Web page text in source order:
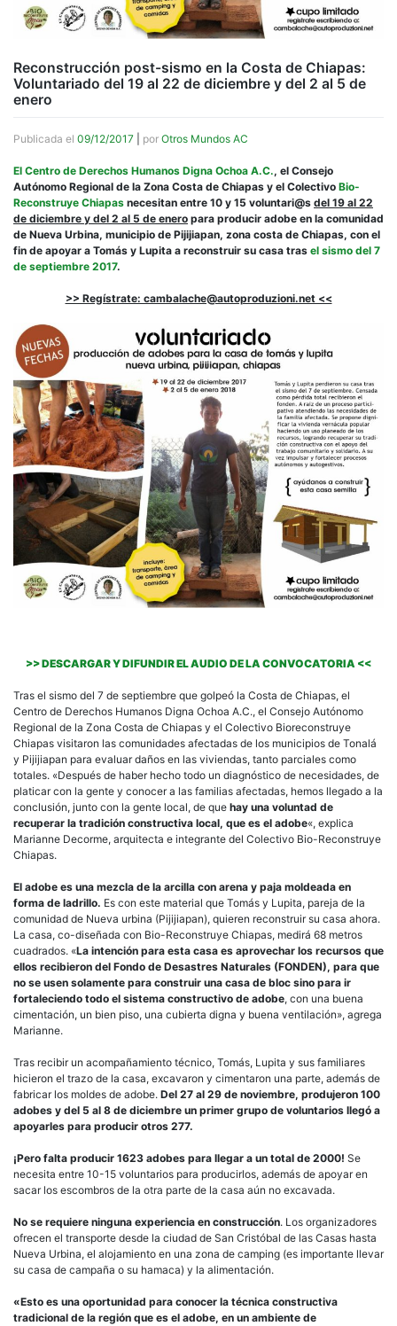
Reconstrucción post-sismo en la Costa de Chiapas:
Voluntariado del 19 al 22 de diciembre y del 2 al 5 de
enero
Publicada el 09/12/2017 por Otros Mundos AC
El Centro de Derechos Humanos Digna Ochoa A.C., el Consejo
Autónomo Regional de la Zona Costa de Chiapas y el Colectivo Bio-
Reconstruye Chiapas necesitan entre 10 y 15 voluntari@s del 19 al 22
de diciembre y del 2 al 5 de enero para producir adobe en la comunidad
de Nueva Urbina, municipio de Pijijiapan, zona costa de Chiapas, con el
fin de apoyar a Tomás y Lupita a reconstruir su casa tras el sismo del 7
de septiembre 2017.
>> Regístrate: cambalache@autoproduzioni.net <<
>> DESCARGAR Y DIFUNDIR EL AUDIO DE LA CONVOCATORIA <<
Tras el sismo del 7 de septiembre que golpeó la Costa de Chiapas, el
Centro de Derechos Humanos Digna Ochoa A.C., el Consejo Autónomo
Regional de la Zona Costa de Chiapas y el Colectivo Bioreconstruye
Chiapas visitaron las comunidades afectadas de los municipios de Tonalá
y Pijijiapan para evaluar daños en las viviendas, tanto parciales como
totales. «Después de haber hecho todo un diagnóstico de necesidades, de
platicar con la gente y conocer a las familias afectadas, hemos llegado a la
conclusión, junto con la gente local, de que hay una voluntad de
recuperar la tradición constructiva local, que es el adobe«, explica
Marianne Decorme, arquitecta e integrante del Colectivo Bio-Reconstruye
Chiapas.
El adobe es una mezcla de la arcilla con arena y paja moldeada en
forma de ladrillo. Es con este material que Tomás y Lupita, pareja de la
comunidad de Nueva urbina (Pijijiapan), quieren reconstruir su casa ahora.
La casa, co-diseñada con Bio-Reconstruye Chiapas, medirá 68 metros
cuadrados. «La intención para esta casa es aprovechar los recursos que
ellos recibieron del Fondo de Desastres Naturales (FONDEN), para que
no se usen solamente para construir una casa de bloc sino para ir
fortaleciendo todo el sistema constructivo de adobe, con una buena
cimentación, un bien piso, una cubierta digna y buena ventilación», agrega
Marianne.
Tras recibir un acompañamiento técnico, Tomás, Lupita y sus familiares
hicieron el trazo de la casa, excavaron y cimentaron una parte, además de
fabricar los moldes de adobe. Del 27 al 29 de noviembre, produjeron 100
adobes y del 5 al 8 de diciembre un primer grupo de voluntarios llegó a
apoyarles para producir otros 277.
¡Pero falta producir 1623 adobes para llegar a un total de 2000! Se
necesita entre 10-15 voluntarios para producirlos, además de apoyar en
sacar los escombros de la otra parte de la casa aún no excavada.
No se requiere ninguna experiencia en construcción. Los organizadores
ofrecen el transporte desde la ciudad de San Cristóbal de las Casas hasta
Nueva Urbina, el alojamiento en una zona de camping (es importante llevar
su casa de campaña o su hamaca) y la alimentación.
«Esto es una oportunidad para conocer la técnica constructiva
tradicional de la región que es el adobe, en un ambiente de